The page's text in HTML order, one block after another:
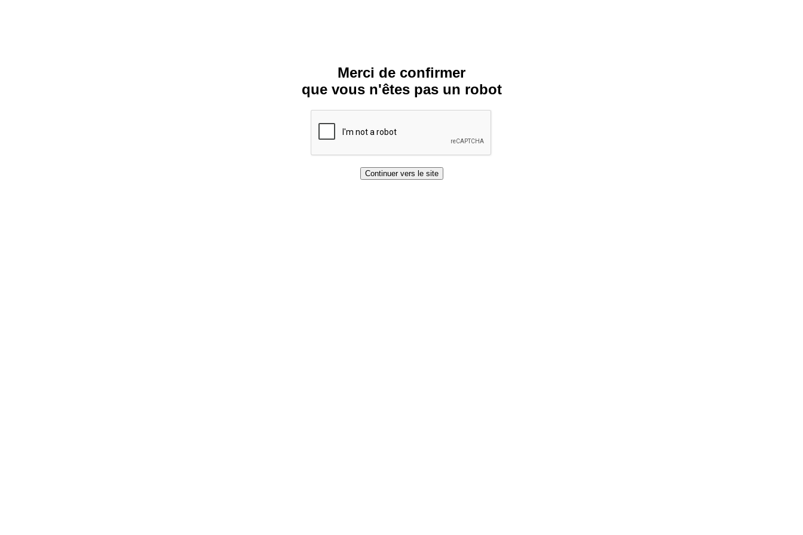
Merci de confirmer
que vous n'êtes pas un robot
Continuer vers le site